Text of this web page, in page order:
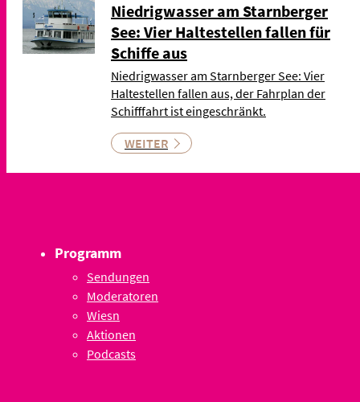
Niedrigwasser am Starnberger
See: Vier Haltestellen fallen für
Schiffe aus
Niedrigwasser am Starnberger See: Vier
Haltestellen fallen aus, der Fahrplan der
Schifffahrt ist eingeschränkt.
WEITER
Programm
Sendungen
Moderatoren
Wiesn
Aktionen
Podcasts